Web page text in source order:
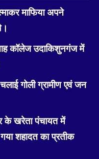
माफिया अपने
कॉलेज उदाकिशुनगंज में
गोली ग्रामीण एवं जन
के खरेता पंचायत में
गया शहादत का प्रतीक